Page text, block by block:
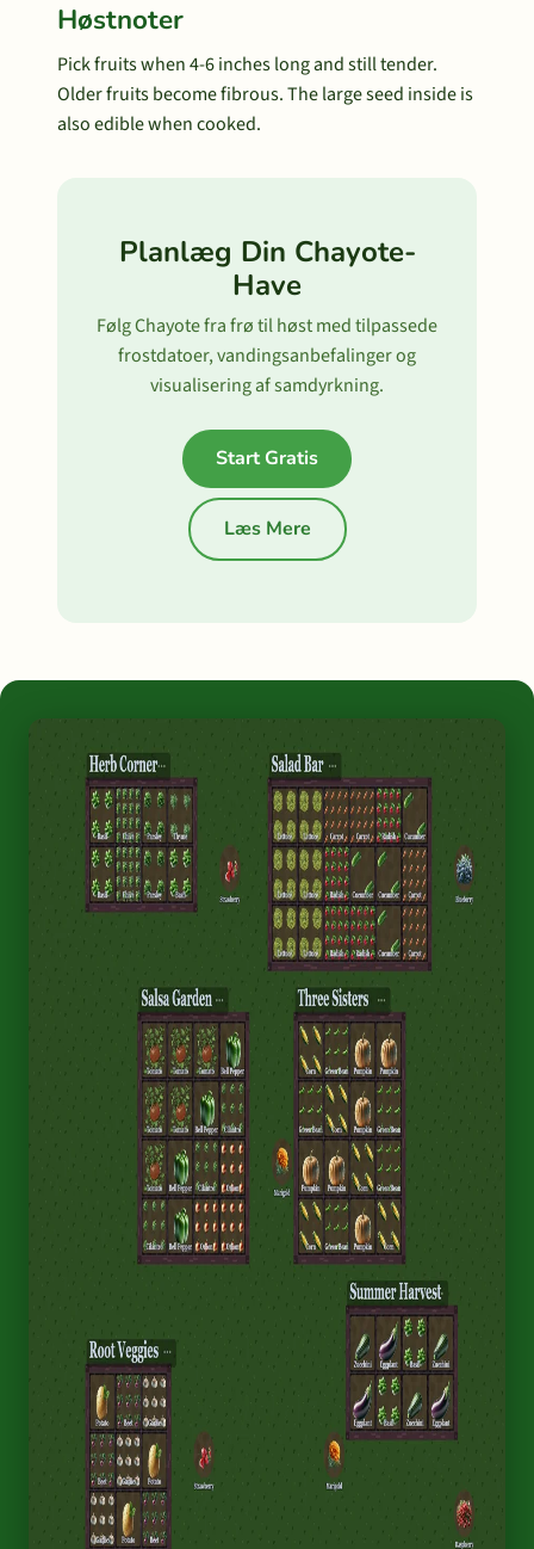
Høstnoter
Pick fruits when 4-6 inches long and still tender.
Older fruits become fibrous. The large seed inside is
also edible when cooked.
Planlæg Din Chayote-
Have
Følg Chayote fra frø til høst med tilpassede
frostdatoer, vandingsanbefalinger og
visualisering af samdyrkning.
Start Gratis
Læs Mere